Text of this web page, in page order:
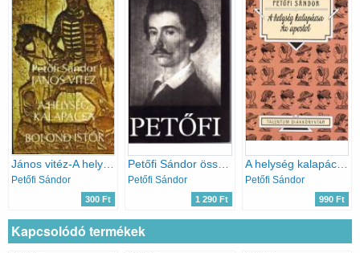
Petőfi Sándor
300 Ft
Petőfi Sándor
1 290 Ft
A helység kalapácsa - Az apostol
Petőfi Sándor
990 Ft
Kapcsolódó termékek